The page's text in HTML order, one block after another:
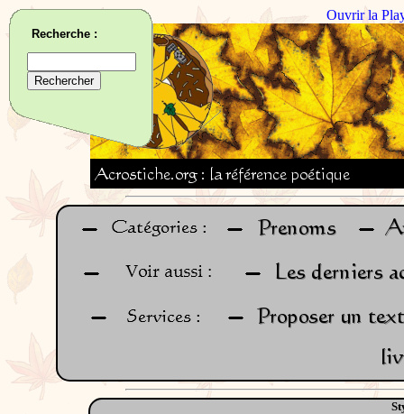
Ouvrir la
Recherche :